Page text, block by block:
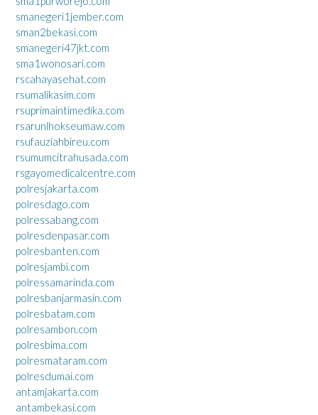
smanegeri1jember.com
sman2bekasi.com
smanegeri47jkt.com
sma1wonosari.com
rscahayasehat.com
rsumalikasim.com
rsuprimaintimedika.com
rsarunlhokseumaw.com
rsufauziahbireu.com
rsumumcitrahusada.com
rsgayomedicalcentre.com
polresjakarta.com
polresdago.com
polressabang.com
polresdenpasar.com
polresbanten.com
polresjambi.com
polressamarinda.com
polresbanjarmasin.com
polresbatam.com
polresambon.com
polresbima.com
polresmataram.com
polresdumai.com
antamjakarta.com
antambekasi.com